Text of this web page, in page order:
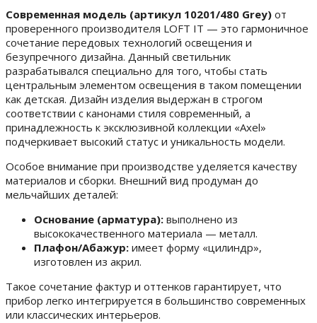
Современная модель (артикул 10201/480 Grey) от
проверенного производителя LOFT IT — это гармоничное
сочетание передовых технологий освещения и
безупречного дизайна. Данный светильник
разрабатывался специально для того, чтобы стать
центральным элементом освещения в таком помещении
как детская. Дизайн изделия выдержан в строгом
соответствии с канонами стиля современный, а
принадлежность к эксклюзивной коллекции «Axel»
подчеркивает высокий статус и уникальность модели.
Особое внимание при производстве уделяется качеству
материалов и сборки. Внешний вид продуман до
мельчайших деталей:
Основание (арматура): выполнено из
высококачественного материала — металл.
Плафон/Абажур: имеет форму «цилиндр»,
изготовлен из акрил.
Такое сочетание фактур и оттенков гарантирует, что
прибор легко интегрируется в большинство современных
или классических интерьеров.